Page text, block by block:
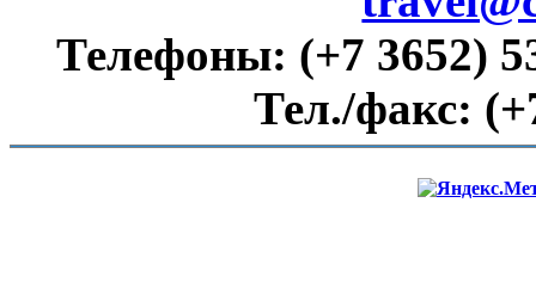
Телефоны: (+7 3652)
Тел./факс: